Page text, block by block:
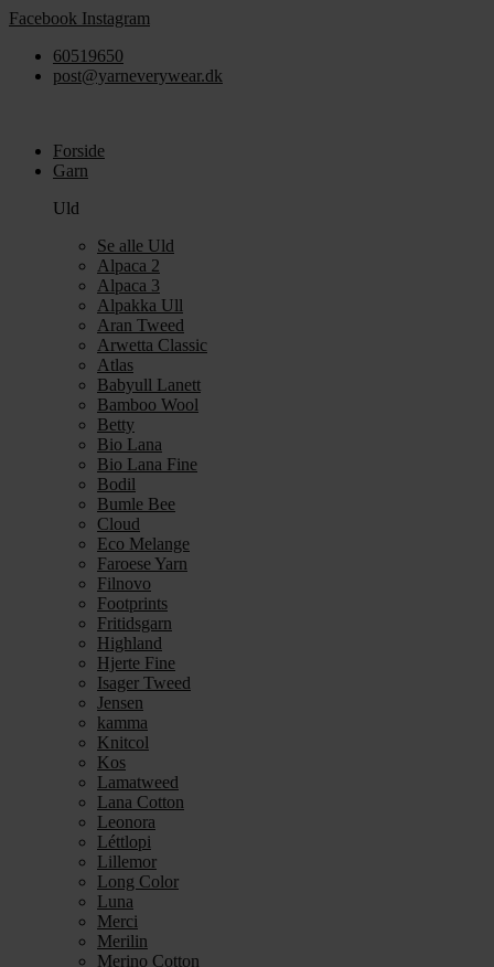
Videre
indhold
Facebook Instagram
60519650
post@yarneverywear.dk
Forside
Garn
Uld
Se alle Uld
Alpaca 2
Alpaca 3
Alpakka Ull
Aran Tweed
Arwetta Classic
Atlas
Babyull Lanett
Bamboo Wool
Betty
Bio Lana
Bio Lana Fine
Bodil
Bumle Bee
Cloud
Eco Melange
Faroese Yarn
Filnovo
Footprints
Fritidsgarn
Highland
Hjerte Fine
Isager Tweed
Jensen
kamma
Knitcol
Kos
Lamatweed
Lana Cotton
Leonora
Léttlopi
Lillemor
Long Color
Luna
Merci
Merilin
Merino Cotton